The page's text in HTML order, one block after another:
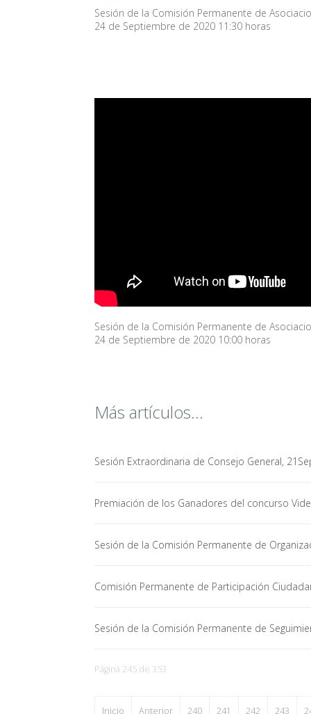
Sesión de la Comisión Permanente de
24 de Septiembre de 2020 11:30 horas
Sesión de la Comisión Permanente de
24 de Septiembre de 2020 10:00 horas
Más artículos...
Sesión Extraordinaria de Consejo General,
Premiación de los Ganadores del concurso
Sesión de la Comisión Permanente de
Comisión Permanente de Participación
Sesión de la Comisión Permanente de
Página 245 de 353
Inicio Anterior 240 241 242 243